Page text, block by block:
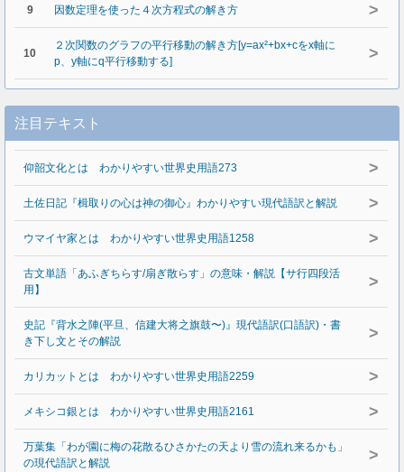
9 因数定理を使った４次方程式の解き方 >
10
２次関数のグラフの平行移動の解き方[y=ax²+bx+cをx軸に
p、y軸にq平行移動する]
>
注目テキスト
仰韶文化とは わかりやすい世界史用語273 >
土佐日記『楫取りの心は神の御心』わかりやすい現代語訳と解説 >
ウマイヤ家とは わかりやすい世界史用語1258 >
古文単語「あふぎちらす/扇ぎ散らす」の意味・解説【サ行四段活
用】
>
史記『背水之陣(平旦、信建大将之旗鼓〜)』現代語訳(口語訳)・書
き下し文とその解説
>
カリカットとは わかりやすい世界史用語2259 >
メキシコ銀とは わかりやすい世界史用語2161 >
万葉集「わが園に梅の花散るひさかたの天より雪の流れ来るかも」
の現代語訳と解説
>